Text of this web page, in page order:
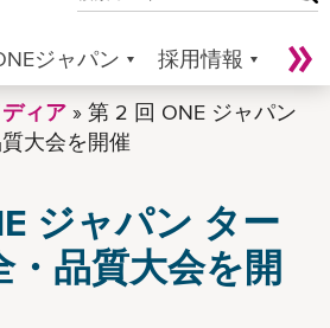
索
ジャパン 採用情報
クト Sustainability
ィア
第 2 回 ONE ジャパン
大会を開催
ジャパン ター
・品質大会を開